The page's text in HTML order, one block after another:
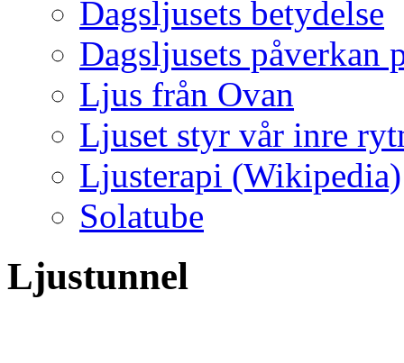
Dagsljusets betydelse
Dagsljusets påverkan
Ljus från Ovan
Ljuset styr vår inre
Ljusterapi (Wikipedia)
Solatube
Ljustunnel